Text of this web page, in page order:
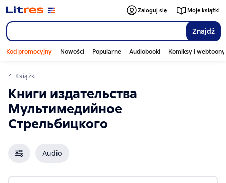
Znajdź
Zaloguj się Moje książki
Kod promocyjny Nowości Popularne Audiobooki Komiksy i webtoony
Książki
Книги издательства
Мультимедийное
Стрельбицкого
Audio